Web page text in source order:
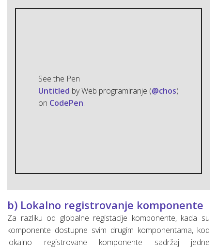
See the Pen
Untitled by Web programiranje (@chos)
on CodePen.
b) Lokalno registrovanje komponente
Za razliku od globalne registacije komponente, kada su
komponente dostupne svim drugim komponentama, kod
lokalno registrovane komponente sadržaj jedne